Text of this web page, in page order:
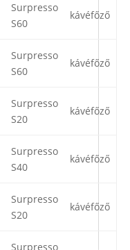
Surpresso
S60
kávéfőző
Surpresso
S60
kávéfőző
Surpresso
S20
kávéfőző
Surpresso
S40
kávéfőző
Surpresso
S20
kávéfőző
Surpresso